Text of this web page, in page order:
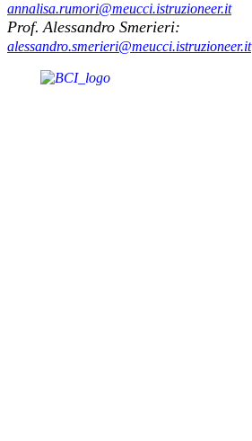
annalisa.rumori@meucci.istruzioneer.it
Prof. Alessandro Smerieri:
alessandro.smerieri@meucci.istruzioneer.it